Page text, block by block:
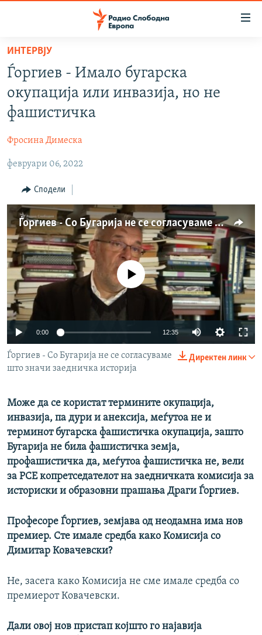
Оди
содржината
Оди
на
главната
навигација
Премини
на
МАКЕДОНИЈА
СВЕТ
ВИЗУЕЛНО
ШТО ТРЕБА ДА ЗНАЕТЕ
ПРИЈАВИ СЕ ЗА ЊУЗЛЕТЕР
ПОДКАСТ ЗОШТО?
СЛЕДЕТЕ НЕ
РСЕ веб страници
ИНТЕРВЈУ
Ѓоргиев - Имало бугарска
окупација или инвазија, но не
фашистичка
Фросина Димеска
февруари 06, 2022
Сподели
Ѓоргиев - Со Бугарија не се согласуваме што значи заедничка историја
480p
720p
No media source currently available
0:00 12:35
1080p
Директен линк
Ѓоргиев - Со Бугарија не се согласуваме
што значи заедничка историја
Може да се користат термините окупација,
инвазија, па дури и анексија, меѓутоа не и
терминот бугарска фашистичка окупација, зашто
Бугарија не била фашистичка земја,
профашистичка да, меѓутоа фашистичка не, вели
за РСЕ копретседателот на заедничката комисија за
историски и образовни прашања Драги Ѓоргиев.
Професоре Ѓоргиев, земјава од неодамна има нов
премиер. Сте имале средба како Комисија со
Димитар Ковачевски?
Не, засега како Комисија не сме имале средба со
премиерот Ковачевски.
Дали овој нов пристап којшто го најавија